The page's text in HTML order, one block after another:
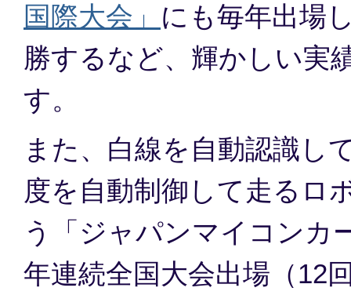
国際大会」 にも毎年出場
勝するなど、輝かしい実
す。
また、白線を自動認識し
度を自動制御して走るロ
う「ジャパンマイコンカ
年連続全国大会出場（12